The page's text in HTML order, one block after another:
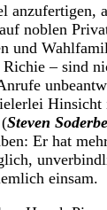
anzufertigen,
noblen
und
– sind
(Steven
Er hat
einsam.